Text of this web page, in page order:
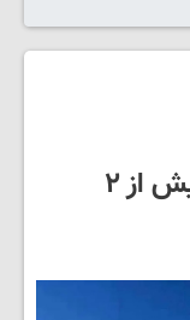
حجم آب دریاچه ارومیه به بیش از ٢